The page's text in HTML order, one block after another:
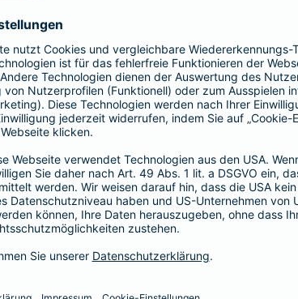
Mehr Komfort
Versicherungen für Kinder
Jedes Kind ist einzigartig. Damit es
definitiv den bestmöglichen Schutz
vielfältig und flexibel.